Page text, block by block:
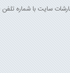
02166175070 تماس حاصل فرمایید)